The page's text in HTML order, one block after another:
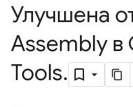
Улучшена
Assembly в
Tools.